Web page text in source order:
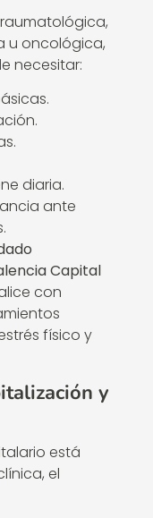
u oncológica,
necesitar:
diaria.
ante
Capital
con
físico y
y
está
el